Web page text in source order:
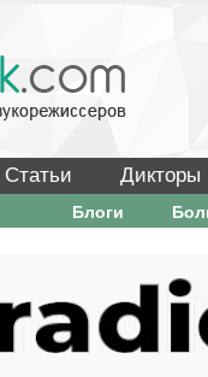
Статьи Дикторы
Блоги